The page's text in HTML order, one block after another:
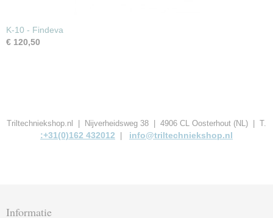
K-10 - Findeva
€ 120,50
Triltechniekshop.nl | Nijverheidsweg 38 | 4906 CL Oosterhout (NL) | T.
:+31(0)162 432012 info@triltechniekshop.nl
Informatie